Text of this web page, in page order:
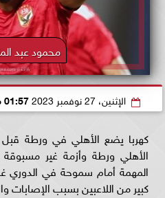
محمود عبد
الإثنين، 27 نوفمبر 2023 01:57 مـ
كهربا يضع الأهلي في ورطة قبل
الأهلي ورطة وأزمة غير
المهمة أمام سموحة في الدوري
كبير من اللاعبين بسبب الإصابات